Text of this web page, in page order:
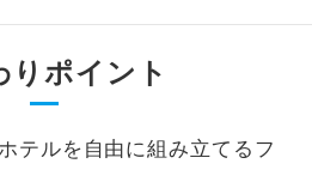
りポイント
テルを自由に組み立てるフ
す。